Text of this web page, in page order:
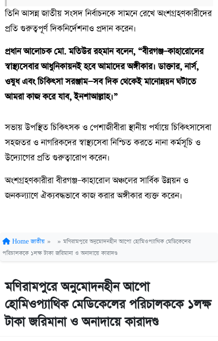
তিনি আসন্ন জাতীয় সংসদ নির্বাচনকে সামনে রেখে অংশগ্রহণকারীদের
প্রতি গুরুত্বপূর্ণ দিকনির্দেশনাও প্রদান করেন।
প্রধান আলোচক মো. মতিউর রহমান বলেন, “বীরগঞ্জ–কাহারোলের
স্বাস্থ্যসেবার আধুনিকায়নই হবে আমাদের অঙ্গীকার। ডাক্তার, নার্স,
ওষুধ এবং চিকিৎসা সরঞ্জাম—সব দিক থেকেই মানোন্নয়ন ঘটাতে
আমরা কাজ করে যাব, ইনশাআল্লাহ।”
সভায় উপস্থিত চিকিৎসক ও পেশাজীবীরা স্থানীয় পর্যায়ে চিকিৎসাসেবা
সহজতর ও নাগরিকদের স্বাস্থ্যসেবা নিশ্চিত করতে নানা কর্মসূচি ও
উদ্যোগের প্রতি গুরুত্বারোপ করেন।
অংশগ্রহণকারীরা বীরগঞ্জ–কাহারোল অঞ্চলের সার্বিক উন্নয়ন ও
জনকল্যাণে ঐক্যবদ্ধভাবে কাজ করার অঙ্গীকার ব্যক্ত করেন।
Home জাতীয় » » মণিরামপুরে অনুমোদনহীন আপো হোমিওপ্যাথিক মেডিকেলের
পরিচালককে ১লক্ষ টাকা জরিমানা ও অনাদায়ে কারাদণ্ড
মণিরামপুরে অনুমোদনহীন আপো
হোমিওপ্যাথিক মেডিকেলের পরিচালককে ১লক্ষ
টাকা জরিমানা ও অনাদায়ে কারাদণ্ড